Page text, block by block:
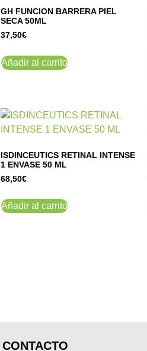
GH FUNCION BARRERA PIEL
SECA 50ML
37,50€
Añadir al carrito
ISDINCEUTICS RETINAL INTENSE
1 ENVASE 50 ML
68,50€
Añadir al carrito
CONTACTO